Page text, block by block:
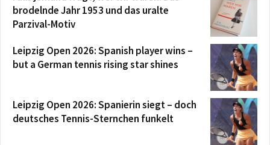
brodelnde Jahr 1953 und das uralte
Parzival-Motiv
Leipzig Open 2026: Spanish player wins –
but a German tennis rising star shines
Leipzig Open 2026: Spanierin siegt – doch
deutsches Tennis-Sternchen funkelt